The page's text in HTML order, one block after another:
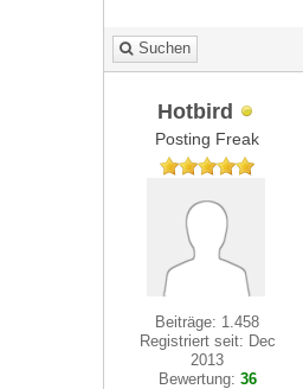
Suchen
Hotbird
Posting Freak
Beiträge: 1.458
Registriert seit: Dec
2013
Bewertung: 36